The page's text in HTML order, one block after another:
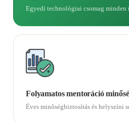
Egyedi technológiai csomag minden
Folyamatos mentoráció
Éves minőségbiztosítás és helyszíni